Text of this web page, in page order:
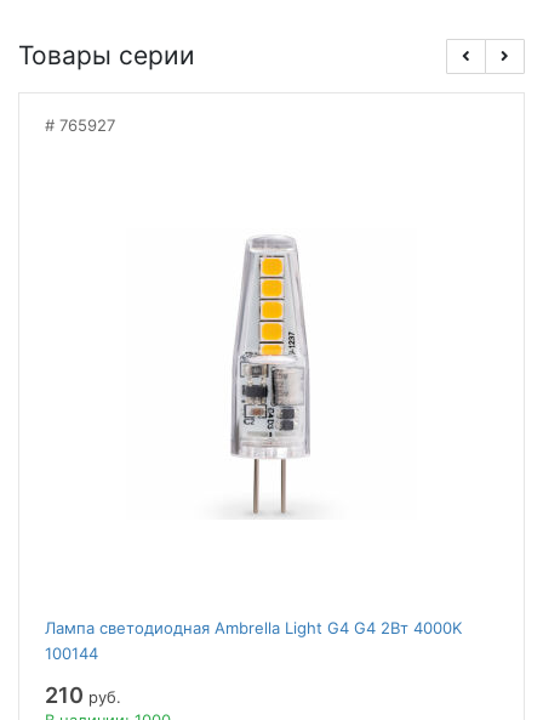
Товары серии
765927
Лампа светодиодная Ambrella Light G4 G4 2Вт 4000K
100144
210 руб.